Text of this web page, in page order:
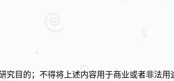
究目的；不得将上述内容用于商业或者非法